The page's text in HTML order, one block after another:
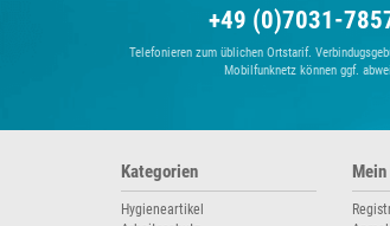
+49 (0)7031-
Telefonieren zum üblichen Ortstarif.
Mobilfunknetz können ggf.
Kategorien
Hygieneartikel